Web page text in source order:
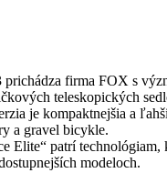
prichádza firma FOX s
teleskopických
je kompaktnejšia a
a gravel bicykle.
Elite“ patrí technológiam,
modeloch.